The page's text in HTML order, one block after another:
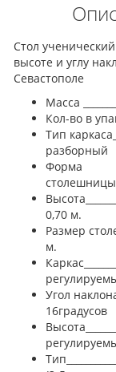
Стол
высоте и углу
Севастополе
Масса
Кол-во в
Тип каркаса
разборный
Форма
столешницы
0,70 м.
Размер
м.
Угол
16градусов